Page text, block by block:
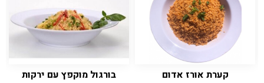
קערת אורז אדום בורגול מוקפץ עם ירקות